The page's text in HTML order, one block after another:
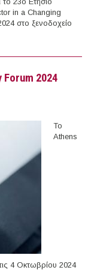
in a Changing
στο ξενοδοχείο
Sector in a
(Αθήνα)
2024
Το
Athens
4 Οκτωβρίου 2024